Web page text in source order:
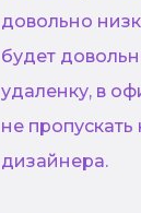
довольно
будет
удаленку, в
не
дизайнера.